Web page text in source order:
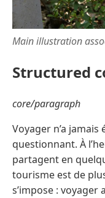
Main illustration
Structured
core/paragraph
Voyager n’a
questionnant. À
partagent en
tourisme est de
s’impose : voyager